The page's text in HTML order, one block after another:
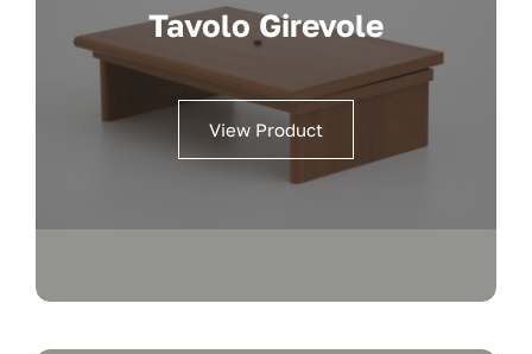
Tavolo Girevole
View Product